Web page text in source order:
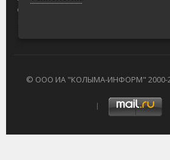
сайтов
© ООО ИА "КОЛЫМА-ИНФОРМ" 2000-